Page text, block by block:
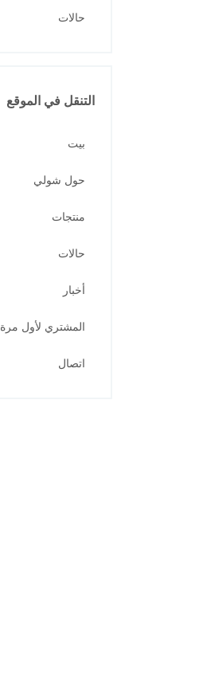
حالات
التنقل في الموقع
بيت
حول شولي
منتجات
حالات
أخبار
المشتري لأول مرة
اتصال